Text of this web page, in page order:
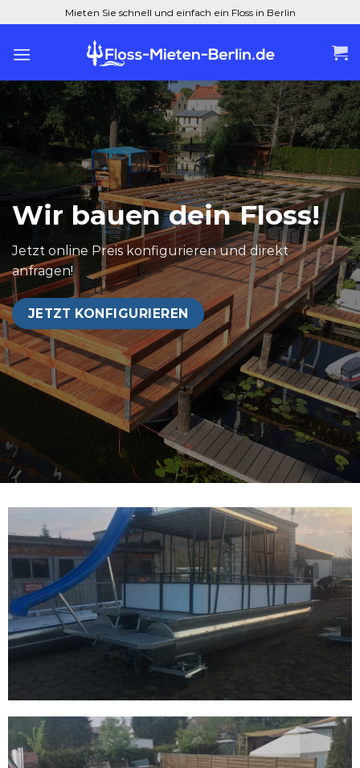
Inhalt
springen
Mieten Sie schnell und einfach ein Floss in Berlin
Wir bauen dein Floss!
Jetzt online Preis konfigurieren und direkt
anfragen!
JETZT KONFIGURIEREN